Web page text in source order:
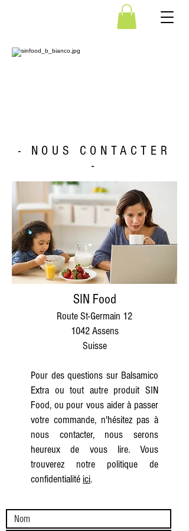
- NOUS CONTACTER
-
SIN Food
Route St-Germain 12
1042 Assens
Suisse
Pour des questions sur Balsamico
Extra ou tout autre produit SIN
Food, ou pour vous aider à passer
votre commande, n'hésitez pas à
nous contacter, nous serons
heureux de vous lire. Vous
trouverez notre politique de
confidentialité ici.